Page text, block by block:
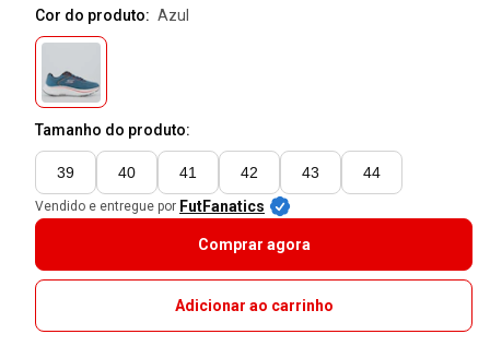
Cor do produto:
azul
Tamanho do produto:
39 40 41 42 43 44
Vendido e entregue por FutFanatics
Comprar agora
Adicionar ao carrinho